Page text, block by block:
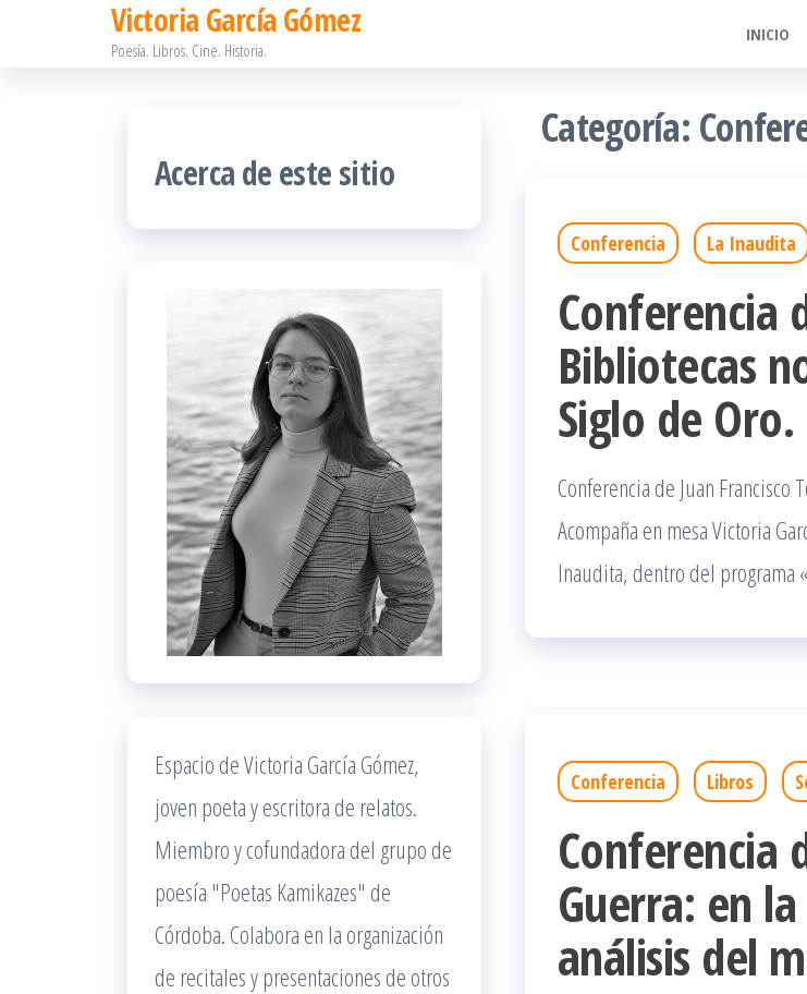
Victoria García Gómez
Poesía. Libros. Cine. Historia.
INICIO
Categoría:
Conferencia La Inaudita
Conferencia
Bibliotecas
Siglo de Oro.
Conferencia de Juan
Acompaña en mesa Victoria
Inaudita, dentro del programa
Conferencia Libros
Conferencia
Guerra: en
análisis del
Acerca de este sitio
Espacio de Victoria García Gómez,
joven poeta y escritora de relatos.
Miembro y cofundadora del grupo de
poesía "Poetas Kamikazes" de
Córdoba. Colabora en la organización
de recitales y presentaciones de otros